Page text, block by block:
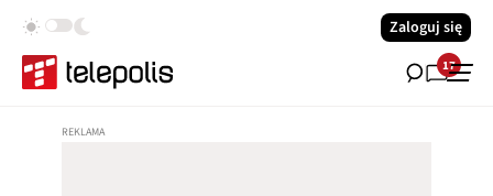
Zaloguj się
17